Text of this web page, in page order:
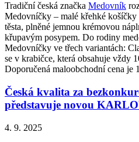
Tradiční česká značka Medovník
Medovníčky – malé křehké
těsta, plněné jemnou krémovou
křupavým posypem. Do rodiny
Medovníčky ve třech variantách:
se v krabičce, která obsahuje vždy
Doporučená maloobchodní cena je
Česká kvalita za
představuje novou
4. 9. 2025